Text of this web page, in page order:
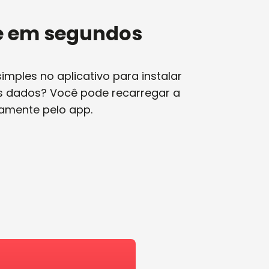
em segundos
no aplicativo para instalar
dados? Você pode recarregar a
pelo app.